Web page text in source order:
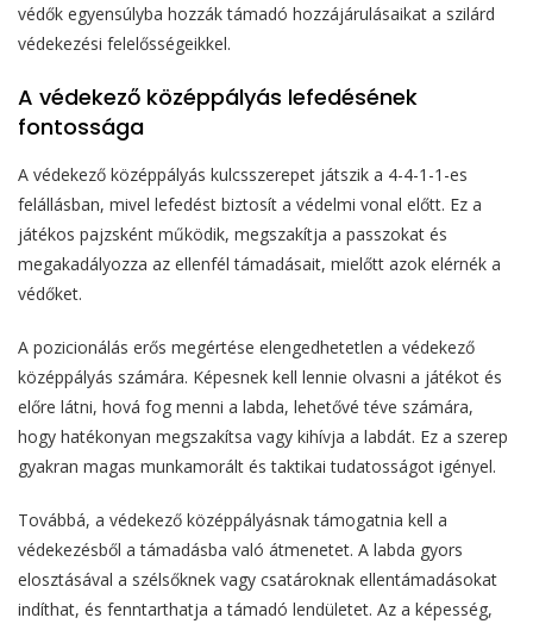
védők egyensúlyba hozzák támadó hozzájárulásaikat a szilárd
védekezési felelősségeikkel.
A védekező középpályás lefedésének
fontossága
A védekező középpályás kulcsszerepet játszik a 4-4-1-1-es
felállásban, mivel lefedést biztosít a védelmi vonal előtt. Ez a
játékos pajzsként működik, megszakítja a passzokat és
megakadályozza az ellenfél támadásait, mielőtt azok elérnék a
védőket.
A pozicionálás erős megértése elengedhetetlen a védekező
középpályás számára. Képesnek kell lennie olvasni a játékot és
előre látni, hová fog menni a labda, lehetővé téve számára,
hogy hatékonyan megszakítsa vagy kihívja a labdát. Ez a szerep
gyakran magas munkamorált és taktikai tudatosságot igényel.
Továbbá, a védekező középpályásnak támogatnia kell a
védekezésből a támadásba való átmenetet. A labda gyors
elosztásával a szélsőknek vagy csatároknak ellentámadásokat
indíthat, és fenntarthatja a támadó lendületet. Az a képesség,